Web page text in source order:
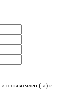
и ознакомлен (-а) c